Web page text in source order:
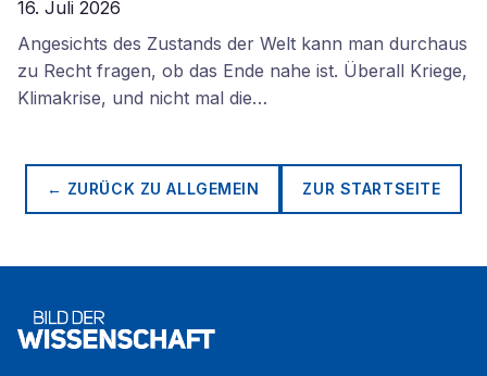
16. Juli 2026
Angesichts des Zustands der Welt kann man durchaus
zu Recht fragen, ob das Ende nahe ist. Überall Kriege,
Klimakrise, und nicht mal die…
← ZURÜCK ZUALLGEMEIN ZUR STARTSEITE